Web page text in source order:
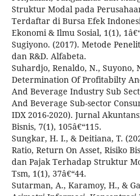
Struktur Modal pada
Terdaftar di Bursa Efek
Ekonomi & Ilmu Sosial, 1(1),
Sugiyono. (2017). Metode
dan R&D. Alfabeta.
Suhardjo, Renaldo, N., Suyono,
Determination Of Profitabilty
And Beverage Industry Sub
And Beverage Sub-sector
IDX 2016-2020). Jurnal
Bisnis, 7(1), 105â€“115.
Sungkar, H. I., & Deitiana, T.
Ratio, Return On Asset, Risiko
dan Pajak Terhadap Struktur
Tsm, 1(1), 37â€“44.
Sutarman, A., Karamoy, H., &